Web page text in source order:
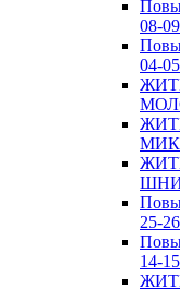
08-
04-
25-
14-